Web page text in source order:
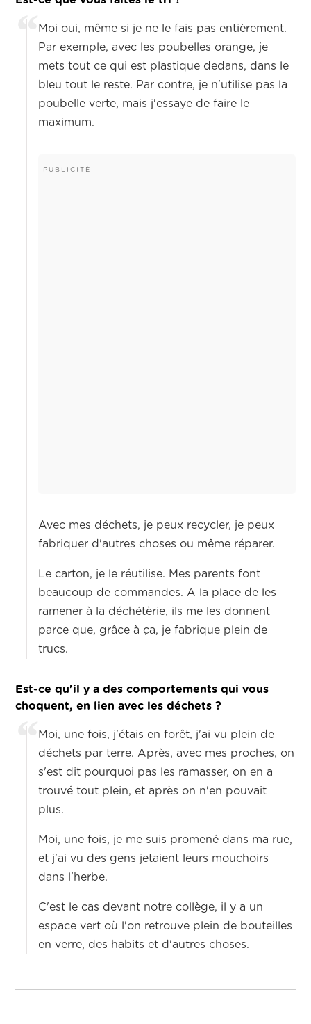
Moi oui, même si je ne le fais pas entièrement.
Par exemple, avec les poubelles orange, je
mets tout ce qui est plastique dedans, dans le
bleu tout le reste. Par contre, je n'utilise pas la
poubelle verte, mais j'essaye de faire le
maximum.
Avec mes déchets, je peux recycler, je peux
fabriquer d'autres choses ou même réparer.
Le carton, je le réutilise. Mes parents font
beaucoup de commandes. A la place de les
ramener à la déchétèrie, ils me les donnent
parce que, grâce à ça, je fabrique plein de
trucs.
Est-ce qu'il y a des comportements qui vous
choquent, en lien avec les déchets ?
Moi, une fois, j'étais en forêt, j'ai vu plein de
déchets par terre. Après, avec mes proches, on
s'est dit pourquoi pas les ramasser, on en a
trouvé tout plein, et après on n'en pouvait
plus.
Moi, une fois, je me suis promené dans ma rue,
et j'ai vu des gens jetaient leurs mouchoirs
dans l'herbe.
C'est le cas devant notre collège, il y a un
espace vert où l'on retrouve plein de bouteilles
en verre, des habits et d'autres choses.